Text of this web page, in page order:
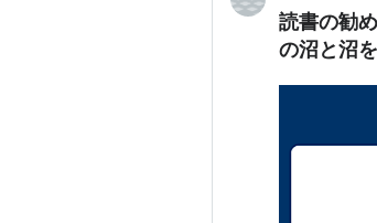
読書の勧
の沼と沼